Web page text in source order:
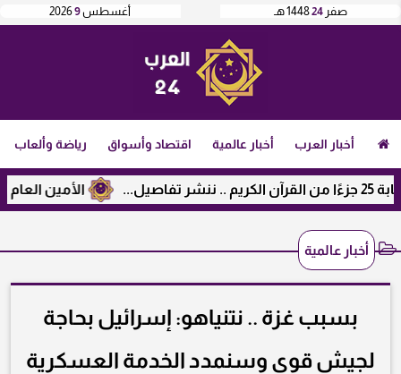
أغسطس9
2026 صفر 241448 هـ
أخبار العرب أخبار عالمية اقتصاد وأسواق رياضة وألعاب
الأمين العام
أخبار عالمية
بسبب غزة .. نتنياهو: إسرائيل بحاجة
لجيش قوي وسنمدد الخدمة العسكرية